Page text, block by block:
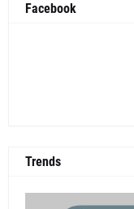
Facebook
Trends